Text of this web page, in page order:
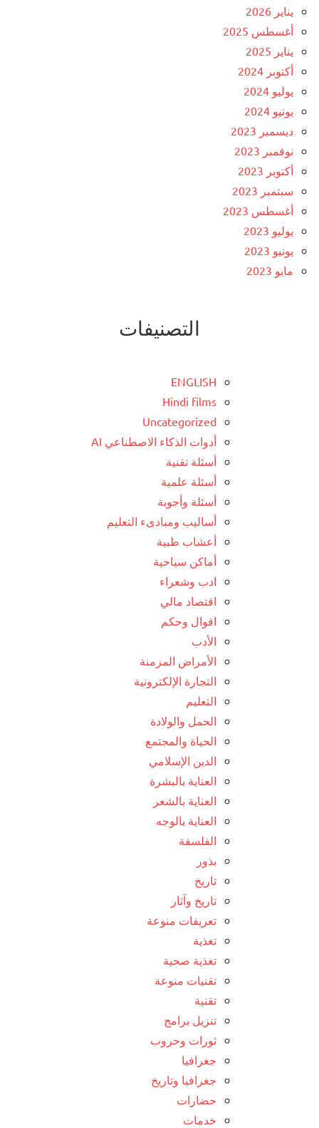
يناير 2026
أغسطس 2025
يناير 2025
أكتوبر 2024
يوليو 2024
يونيو 2024
ديسمبر 2023
نوفمبر 2023
أكتوبر 2023
سبتمبر 2023
أغسطس 2023
يوليو 2023
يونيو 2023
مايو 2023
التصنيفات
ENGLISH
Hindi films
Uncategorized
أدوات الذكاء الاصطناعي AI
أسئلة تقنية
أسئلة علمية
أسئلة وأجوبة
أساليب ومبادىء التعليم
أعشاب طبية
أماكن سياحية
ادب وشعراء
اقتصاد مالي
اقوال وحكم
الأدب
الأمراض المزمنة
التجارة الإلكترونية
التعليم
الحمل والولادة
الحياة والمجتمع
الدين الإسلامي
العناية بالبشرة
العناية بالشعر
العناية بالوجه
الفلسفة
بذور
تاريخ
تاريخ وآثار
تعريفات منوعة
تغذية
تغذية صحية
تقنيات منوعة
تقنية
تنزيل برامج
ثورات وحروب
جغرافيا
جغرافيا وتاريخ
حضارات
خدمات